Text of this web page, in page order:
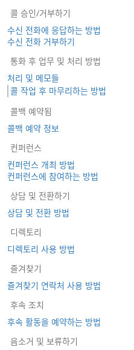
콜 승인/거부하기
수신 전화에 응답하는 방법
수신 전화 거부하기
통화 후 업무 및 처리 방법
처리 및 메모들
콜 작업 후 마무리하는 방법
콜백 예약됨
콜백 예약 정보
컨퍼런스
컨퍼런스 개최 방법
컨퍼런스에 참여하는 방법
상담 및 전환하기
상담 및 전환 방법
디렉토리
디렉토리 사용 방법
즐겨찾기
즐겨찾기 연락처 사용 방법
후속 조치
후속 활동을 예약하는 방법
음소거 및 보류하기